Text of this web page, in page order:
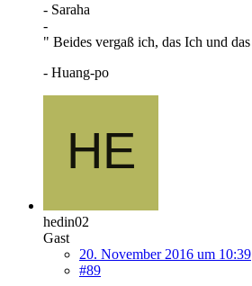
- Saraha
-
" Beides vergaß ich, das Ich und das
- Huang-po
hedin02
Gast
20. November 2016 um 10:39
#89